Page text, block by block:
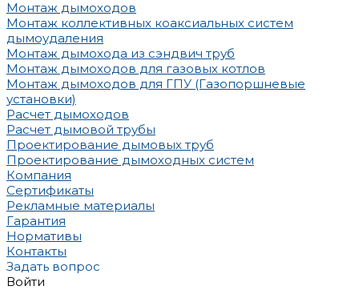
Монтаж дымоходов
Монтаж коллективных коаксиальных систем
дымоудаления
Монтаж дымохода из сэндвич труб
Монтаж дымоходов для газовых котлов
Монтаж дымоходов для ГПУ (Газопоршневые
установки)
Расчет дымоходов
Расчет дымовой трубы
Проектирование дымовых труб
Проектирование дымоходных систем
Компания
Сертификаты
Рекламные материалы
Гарантия
Нормативы
Контакты
Задать вопрос
Войти